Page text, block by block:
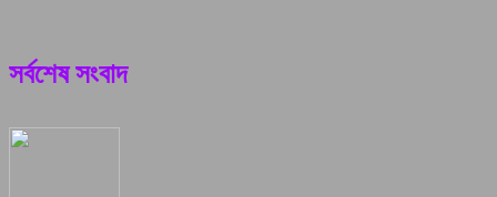
সর্বশেষ সংবাদ